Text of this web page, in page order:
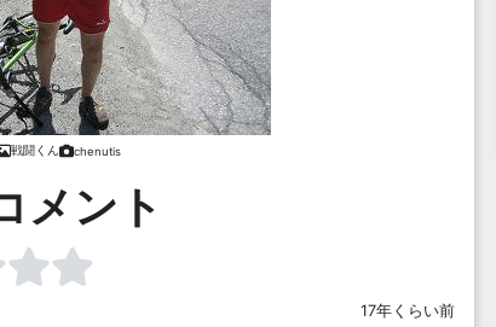
戦闘くん chenutis
メント
17年くらい前